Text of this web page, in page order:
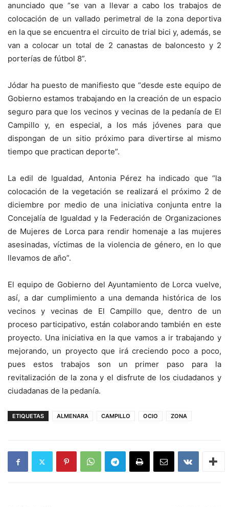
anunciado que “se van a llevar a cabo los trabajos de
colocación de un vallado perimetral de la zona deportiva
en la que se encuentra el circuito de trial bici y, además, se
van a colocar un total de 2 canastas de baloncesto y 2
porterías de fútbol 8”.
Jódar ha puesto de manifiesto que “desde este equipo de
Gobierno estamos trabajando en la creación de un espacio
seguro para que los vecinos y vecinas de la pedanía de El
Campillo y, en especial, a los más jóvenes para que
dispongan de un sitio próximo para divertirse al mismo
tiempo que practican deporte”.
La edil de Igualdad, Antonia Pérez ha indicado que “la
colocación de la vegetación se realizará el próximo 2 de
diciembre por medio de una iniciativa conjunta entre la
Concejalía de Igualdad y la Federación de Organizaciones
de Mujeres de Lorca para rendir homenaje a las mujeres
asesinadas, víctimas de la violencia de género, en lo que
llevamos de año”.
El equipo de Gobierno del Ayuntamiento de Lorca vuelve,
así, a dar cumplimiento a una demanda histórica de los
vecinos y vecinas de El Campillo que, dentro de un
proceso participativo, están colaborando también en este
proyecto. Una iniciativa en la que vamos a ir trabajando y
mejorando, un proyecto que irá creciendo poco a poco,
pues estos trabajos son un primer paso para la
revitalización de la zona y el disfrute de los ciudadanos y
ciudadanas de la pedanía.
ETIQUETAS ALMENARA CAMPILLO OCIO ZONA